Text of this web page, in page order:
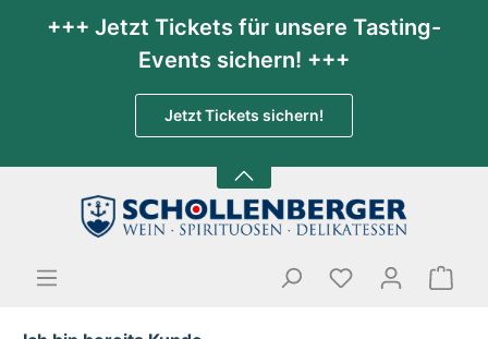
+++ Jetzt Tickets für unsere Tasting-
Events sichern! +++
Jetzt Tickets sichern!